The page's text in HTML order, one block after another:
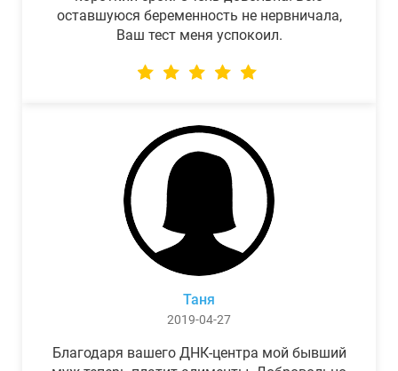
оставшуюся беременность не нервничала,
Ваш тест меня успокоил.
Таня
2019-04-27
Благодаря вашего ДНК-центра мой бывший